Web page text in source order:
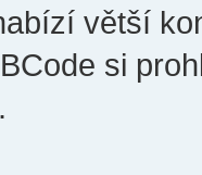
větší
si